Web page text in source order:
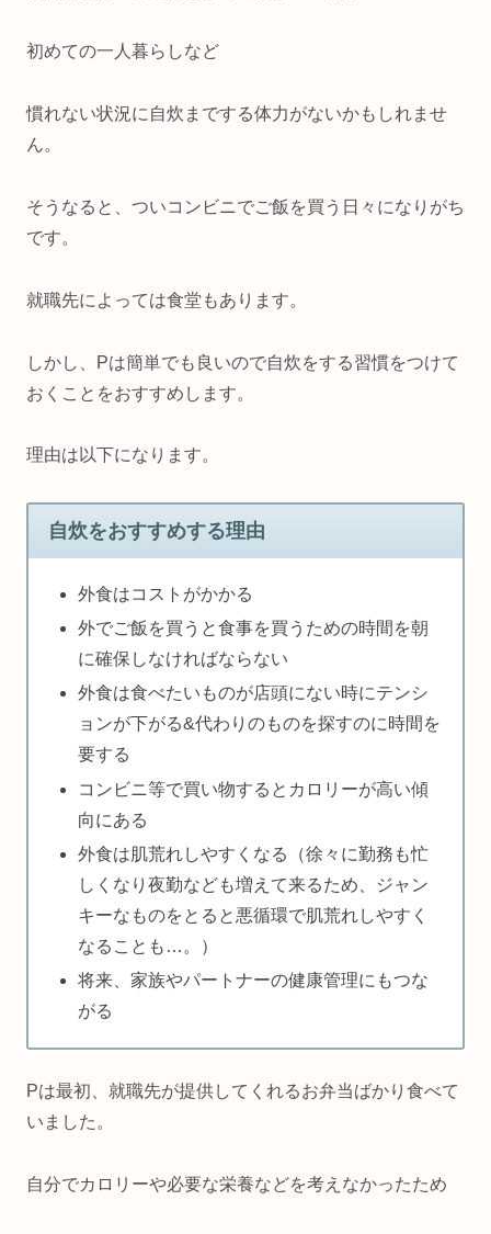
初めての一人暮らしなど
慣れない状況に自炊までする体力がないかもしれませ
ん。
そうなると、ついコンビニでご飯を買う日々になりがち
です。
就職先によっては食堂もあります。
しかし、Pは簡単でも良いので自炊をする習慣をつけて
おくことをおすすめします。
理由は以下になります。
自炊をおすすめする理由
外食はコストがかかる
外でご飯を買うと食事を買うための時間を朝
に確保しなければならない
外食は食べたいものが店頭にない時にテンシ
ョンが下がる&代わりのものを探すのに時間を
要する
コンビニ等で買い物するとカロリーが高い傾
向にある
外食は肌荒れしやすくなる（徐々に勤務も忙
しくなり夜勤なども増えて来るため、ジャン
キーなものをとると悪循環で肌荒れしやすく
なることも…。）
将来、家族やパートナーの健康管理にもつな
がる
Pは最初、就職先が提供してくれるお弁当ばかり食べて
いました。
自分でカロリーや必要な栄養などを考えなかったため